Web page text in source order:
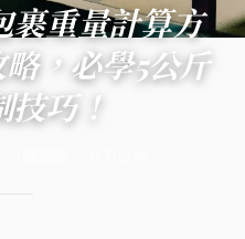
裹重量計算方
，必學5公斤
技巧！